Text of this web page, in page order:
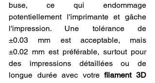
buse, ce qui endommage
potentiellement l'imprimante et gâche
l'impression. Une tolérance de
±0.03 mm est acceptable, mais
±0.02 mm est préférable, surtout pour
des impressions détaillées ou de
longue durée avec votre filament 3D